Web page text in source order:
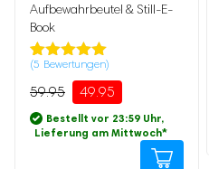
Aufbewahrbeutel & Still-E-
Book
Bewertet mit
5.00 von 5,
basierend
auf
5
Kundenbewertung
(5 Bewertungen)
59.95 49.95
Bestellt vor 23:59 Uhr,
Lieferung am Mittwoch*